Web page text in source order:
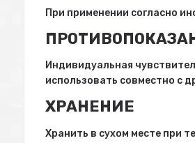
При применении согласно
Индивидуальная
использовать совместно с
ХРАНЕНИЕ
Хранить в сухом месте при